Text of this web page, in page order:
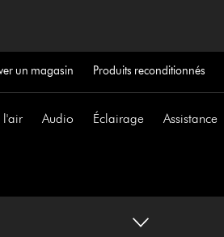
un magasin Produits reconditionnés
l'air Audio Éclairage Assistance